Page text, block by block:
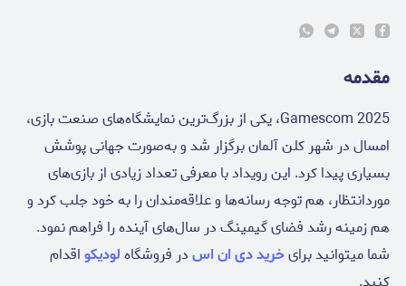
مقدمه
Gamescom 2025، یکی از بزرگ‌ترین نمایشگاه‌های صنعت بازی،
امسال در شهر کلن آلمان برگزار شد و به‌صورت جهانی پوشش
بسیاری پیدا کرد. این رویداد با معرفی تعداد زیادی از بازی‌های
موردانتظار، هم توجه رسانه‌ها و علاقه‌مندان را به خود جلب کرد و
هم زمینه رشد فضای گیمینگ در سال‌های آینده را فراهم نمود.
شما میتوانید برایخرید دی ان اسدر فروشگاهلودیکواقدام